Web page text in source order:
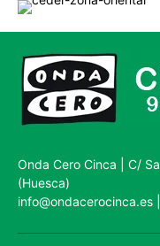
Onda Cero Cinca | C/
(Huesca)
info@ondacerocinca.es